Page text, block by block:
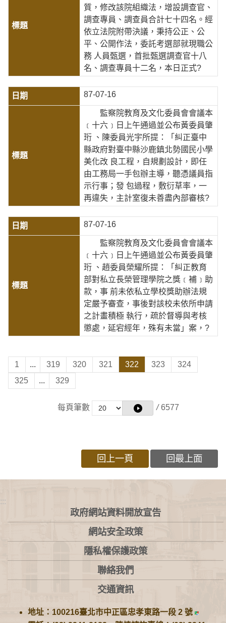
質，修改該院組織法，增設調查官、
調查專員、調查員合計七十四名。經
依立法院附帶決議，秉持公正、公
平、公開作法，委託考選部就現職公
務 人員甄選，首批甄選調查官十八
名、調查專員十二名，本日正式?
87-07-16
監察院教育及文化委員會會議本
﹝十六﹞日上午通過並公布黃委員肇
珩 、陳委員光宇所提：「糾正臺中
縣政府對臺中縣沙鹿鎮北勢國民小學
美化改 良工程，自規劃設計，即任
由工務局一手包辦主導，聽憑議員指
示行事；發 包過程，敷衍草率，一
再違失，主計室復未善盡內部審核?
87-07-16
監察院教育及文化委員會會議本
﹝十六﹞日上午通過並公布黃委員肇
珩 、趙委員榮耀所提：「糾正教育
部對私立長榮管理學院之獎﹝補﹞助
款，事 前未依私立學校獎助辦法規
定嚴予審查，事後對該校未依所申請
之計畫積極 執行，疏於督導與考核
懲處，延宕經年，殊有未當」案，?
1 ... 319 320 321 322 323
324
325
... 329
每頁筆數 / 6577
回上一頁 回最上面
:::
政府網站資料開放宣告
網站安全政策
隱私權保護政策
聯絡我們
交通資訊
地址：100216臺北市中正區忠孝東路一段 2 號